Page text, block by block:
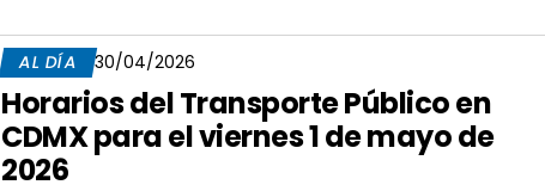
AL DÍA 30/04/2026
Horarios del Transporte Público en
CDMX para el viernes 1 de mayo de
2026